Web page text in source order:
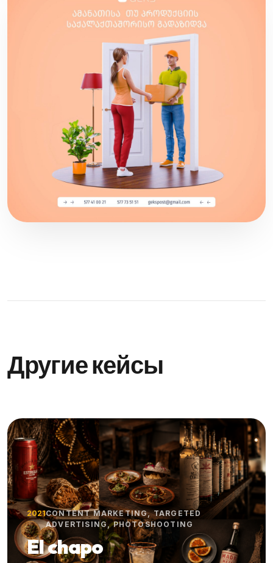
Другие кейсы
2021CONTENT MARKETING, TARGETED
ADVERTISING, PHOTOSHOOTING
El chapo